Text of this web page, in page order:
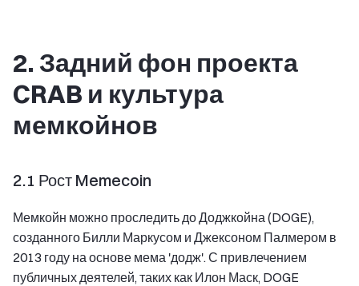
2. Задний фон проекта
CRAB и культура
мемкойнов
2.1 Рост Memecoin
Мемкойн можно проследить до Доджкойна (DOGE),
созданного Билли Маркусом и Джексоном Палмером в
2013 году на основе мема 'додж'. С привлечением
публичных деятелей, таких как Илон Маск, DOGE